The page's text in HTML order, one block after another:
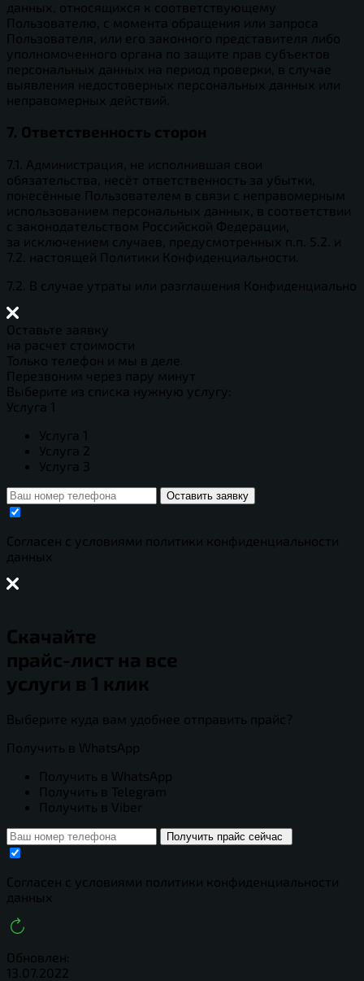
данных, относящихся к соответствующему
Пользователю, с момента обращения или запроса
Пользователя, или его законного представителя либо
уполномоченного органа по защите прав субъектов
персональных данных на период проверки, в случае
выявления недостоверных персональных данных или
неправомерных действий.
7. Ответственность сторон
7.1. Администрация, не исполнившая свои
обязательства, несёт ответственность за убытки,
понесённые Пользователем в связи с неправомерным
использованием персональных данных, в соответствии
с законодательством Российской Федерации,
за исключением случаев, предусмотренных п.п. 5.2. и
7.2. настоящей Политики Конфиденциальности.
7.2. В случае утраты или разглашения Конфиденциально
Оставьте заявку
на расчет стоимости
Только телефон и мы в деле.
Перезвоним через пару минут
Выберите из списка нужную услугу:
Услуга 1
Услуга 1
Услуга 2
Услуга 3
Оставить заявку
Cогласен с условиями политики конфиденциальности
данных
Скачайте
прайс-лист на все
услуги в 1 клик
Выберите куда вам удобнее отправить прайс?
Получить в WhatsApp
Получить в WhatsApp
Получить в Telegram
Получить в Viber
Получить прайс сейчас
Cогласен с условиями политики конфиденциальности
данных
Обновлен:
13.07.2022